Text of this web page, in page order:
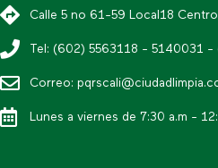
Calle 5 no 61-59 Local18
Tel: (602) 5563118 - 5140031
Correo:
Lunes a viernes de 7:30 a.m -